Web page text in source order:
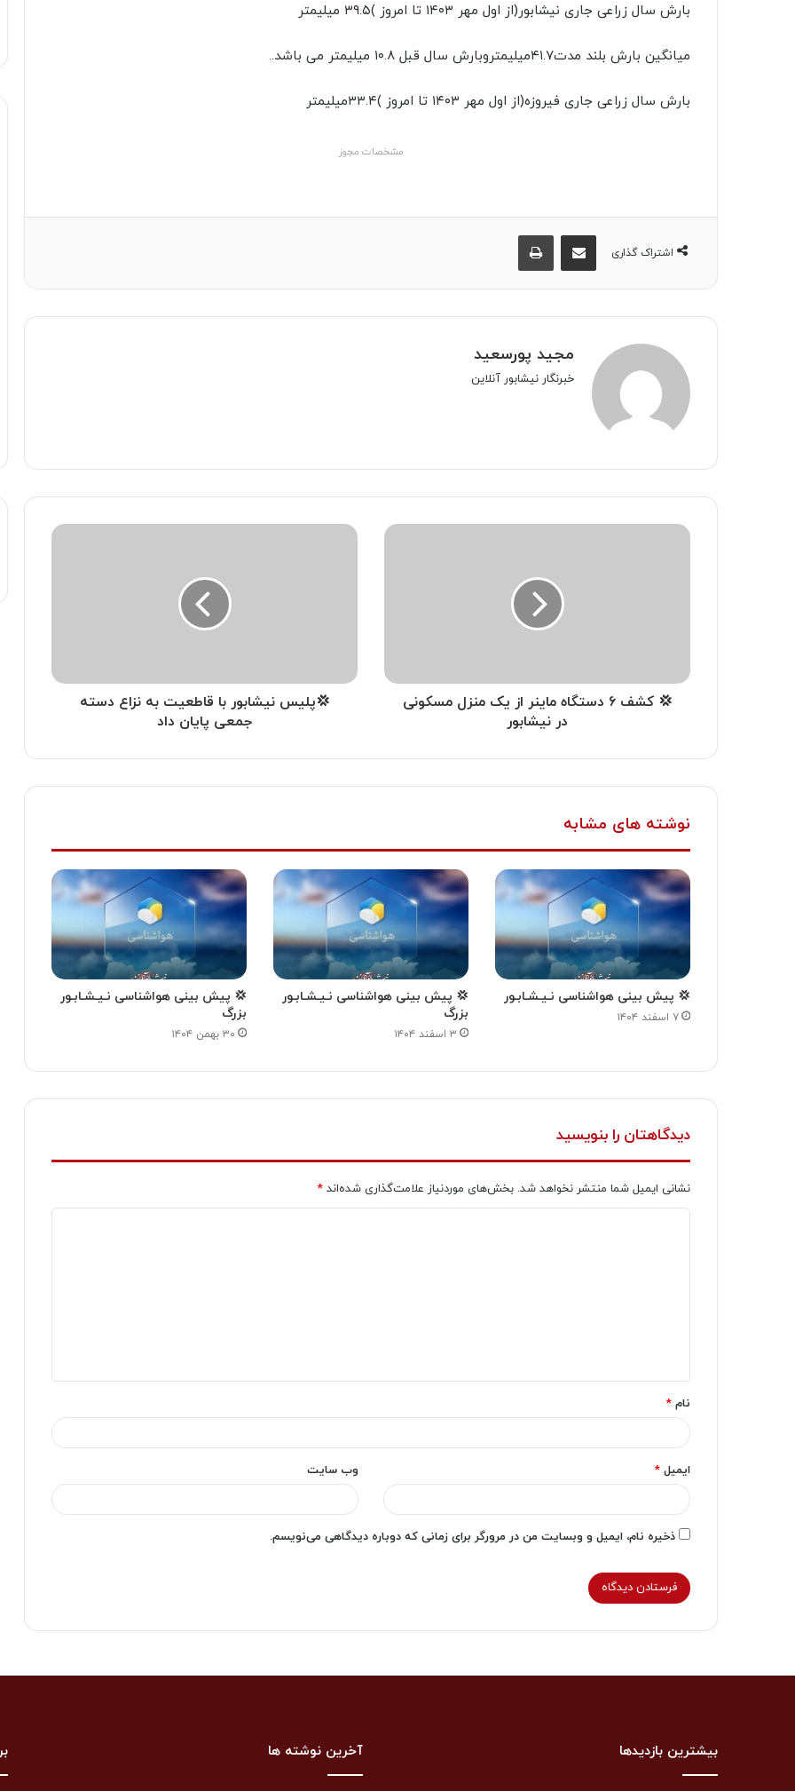
بارش سال زراعی جاری نیشابور(از اول مهر ۱۴۰۳ تا امروز )۳۹.۵ میلیمتر
میانگین بارش بلند مدت۴۱.۷میلیمتروبارش سال قبل ۱۰.۸ میلیمتر می باشد..
بارش سال زراعی جاری فیروزه(از اول مهر ۱۴۰۳ تا امروز )۳۳.۴میلیمتر
مشخصات مجوز
اشتراک گذاری
مجید پورسعید
خبرنگار نیشابور آنلاین
💢 کشف ۶ دستگاه ماینر از یک منزل مسکونی
در نیشابور
💢پلیس نیشابور با قاطعیت به نزاع دسته
جمعی پایان داد
نوشته های مشابه
💢 پیش بینی هواشناسی نـیـشـابـور
۷ اسفند ۱۴۰۴
💢 پیش بینی هواشناسی نـیـشـابـور
بزرگ
۳ اسفند ۱۴۰۴
💢 پیش بینی هواشناسی نـیـشـابـور
بزرگ
۳۰ بهمن ۱۴۰۴
دیدگاهتان را بنویسید
نشانی ایمیل شما منتشر نخواهد شد. بخش‌های موردنیاز علامت‌گذاری شده‌اند *
*
نام *
ایمیل * وب‌ سایت
ذخیره نام، ایمیل و وبسایت من در مرورگر برای زمانی که دوباره دیدگاهی می‌نویسم.
بیشترین بازدیدها آخرین نوشته ها